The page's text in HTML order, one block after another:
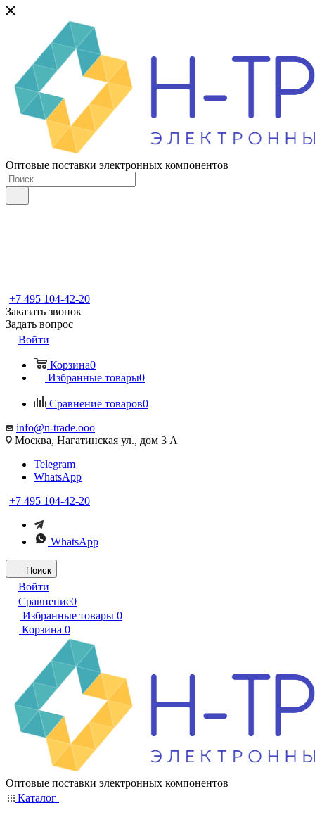
Оптовые поставки электронных компонентов
+7 495 104-42-20
Заказать звонок
Задать вопрос
Войти
Корзина0
Избранные товары0
Сравнение товаров0
info@n-trade.ooo
Москва, Нагатинская ул., дом 3 А
Telegram
WhatsApp
+7 495 104-42-20
WhatsApp
Поиск
Войти
Сравнение0
Избранные товары 0
Корзина 0
Оптовые поставки электронных компонентов
Каталог